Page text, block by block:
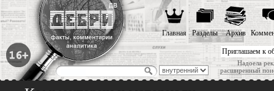
Приглашаем к
Надоела
расширенный
Главная Разделы Архив